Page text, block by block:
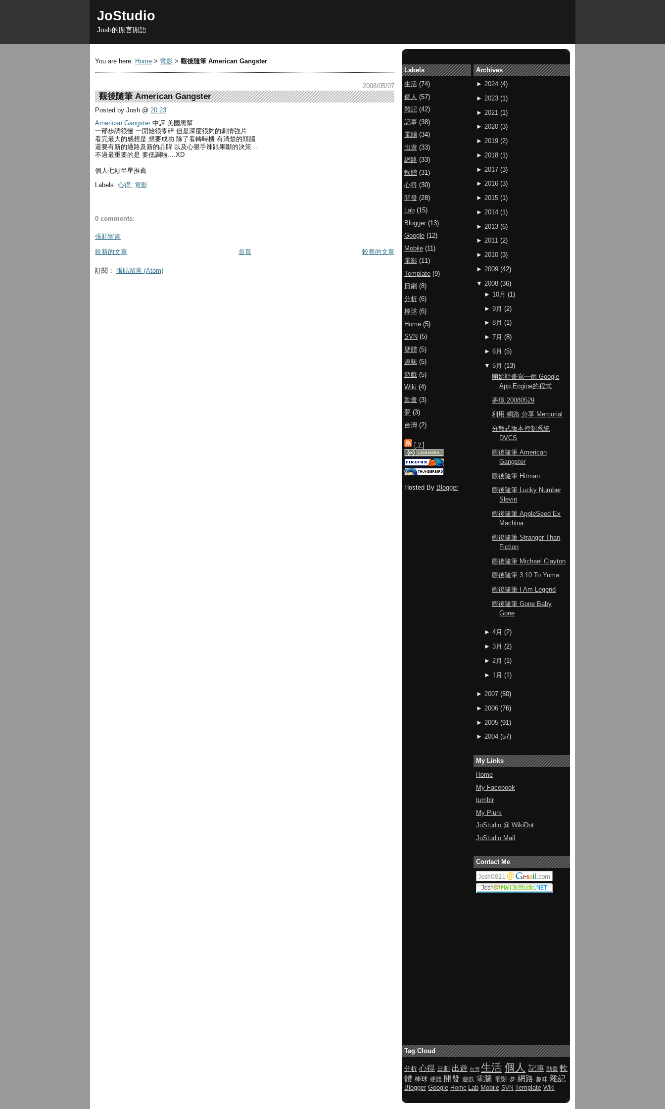
JoStudio
Josh的閒言閒語
You are here: Home > 電影 > 觀後隨筆 American Gangster
2008/05/07
觀後隨筆 American Gangster
Posted by Josh @ 20:23
American Gangster 中譯 美國黑幫
一部步調很慢 一開始很零碎 但是深度很夠的劇情強片
看完最大的感想是 想要成功 除了看轉時機 有清楚的頭腦
還要有新的通路及新的品牌 以及心狠手辣跟果斷的決策...
不過最重要的是 要低調啦....XD
個人七顆半星推薦
Labels: 心得, 電影
0 comments:
張貼留言
較新的文章 較舊的文章
首頁
訂閱： 張貼留言 (Atom)
Archives
► 2024 (4)
► 2023 (1 )
► 2021 (1)
► 2020 (3)
► 2019 (2)
► 2018 (1 )
► 2017 (3)
► 2016 (3)
► 2015 (1)
► 2014 (1 )
► 2013 (6)
► 2011 (2)
► 2010 (3)
► 2009 (42)
▼ 2008 (36)
► 10月 (1 )
► 9月 (2)
► 8月 (1)
► 7月 (8)
► 6月 (5)
▼ 5月 (13)
開始計畫寫一個 Google
App Engine的程式
夢境 20080529
利用 網路 分享 Mercurial
分散式版本控制系統
DVCS
觀後隨筆 American
Gangster
觀後隨筆 Hitman
觀後隨筆 Lucky Number
Slevin
觀後隨筆 AppleSeed Ex
Machina
觀後隨筆 Stranger Than
Fiction
觀後隨筆 Michael Clayton
觀後隨筆 3.10 To Yuma
觀後隨筆 I Am Legend
觀後隨筆 Gone Baby
Gone
► 4月 (2)
► 3月 (2)
► 2月 (1 )
► 1月 (1)
► 2007 (50)
► 2006 (76)
► 2005 (91)
► 2004 (57)
My Links
Home
My Facebook
tumblr
My Plurk
JoStudio @ WikiDot
JoStudio Mail
Contact Me
Labels
生活 (74)
個人 (57)
雜記 (42)
記事 (38)
電腦 (34)
出遊 (33)
網路 (33)
軟體 (31)
心得 (30)
開發 (28)
Lab (15)
Blogger (13)
Google (12)
Mobile (11)
電影 (11)
Template (9)
日劇 (8)
分析 (6)
棒球 (6)
Home (5)
SVN (5)
硬體 (5)
趣味 (5)
遊戲 (5)
Wiki (4)
動畫 (3)
夢 (3)
台灣 (2)
[ ？ ]
Hosted By Blogger
Tag Cloud
分析 心得 日劇 出遊 台灣 生活 個人 記事 動畫 軟
體 棒球 硬體 開發 遊戲 電腦 電影 夢 網路 趣味 雜記
Blogger Google Home Lab Mobile SVN Template Wiki